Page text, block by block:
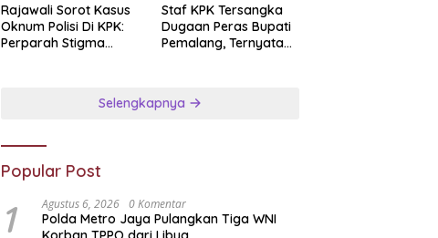
Rajawali Sorot Kasus
Oknum Polisi Di KPK:
Perparah Stigma
Staf KPK Tersangka
Dugaan Peras Bupati
Pemalang, Ternyata
Selengkapnya
Popular Post
1 Agustus 6, 2026 0 Komentar
Polda Metro Jaya Pulangkan Tiga WNI